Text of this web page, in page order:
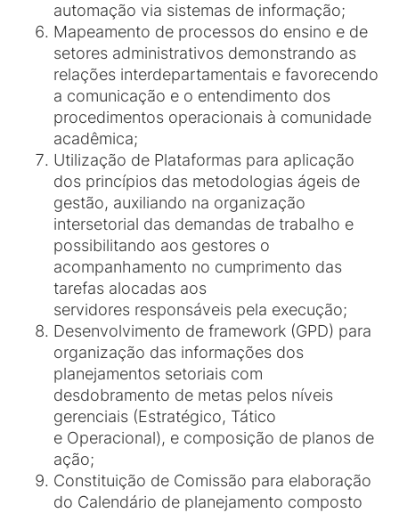
automação via sistemas de informação;
Mapeamento de processos do ensino e de
setores administrativos demonstrando as
relações interdepartamentais e favorecendo
a comunicação e o entendimento dos
procedimentos operacionais à comunidade
acadêmica;
Utilização de Plataformas para aplicação
dos princípios das metodologias ágeis de
gestão, auxiliando na organização
intersetorial das demandas de trabalho e
possibilitando aos gestores o
acompanhamento no cumprimento das
tarefas alocadas aos
servidores responsáveis pela execução;
Desenvolvimento de framework (GPD) para
organização das informações dos
planejamentos setoriais com
desdobramento de metas pelos níveis
gerenciais (Estratégico, Tático
e Operacional), e composição de planos de
ação;
Constituição de Comissão para elaboração
do Calendário de planejamento composto